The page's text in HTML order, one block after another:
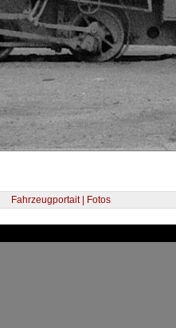
Fahrzeugportait | Fotos